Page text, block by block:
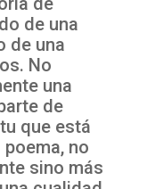
de una
de una
No
una
de
que está
no
sino más